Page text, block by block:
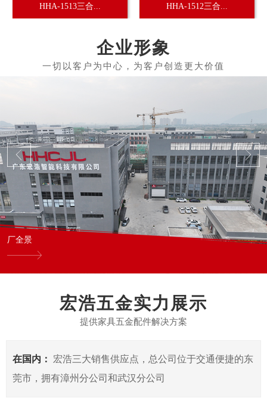
HHA-1513三合... HHA-1512三合...
企业形象
厂全景
宏浩五金实力展示
提供家具五金配件解决方案
在国内：
宏浩三大销售供应点，总公司位于交通便捷的东
莞市，拥有漳州分公司和武汉分公司